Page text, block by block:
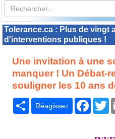
Tolerance.ca : Plus de vingt
d'interventions publiques !
Une invitation à une
manquer ! Un Débat-
souligner les 10 ans
Partager
Réagissez